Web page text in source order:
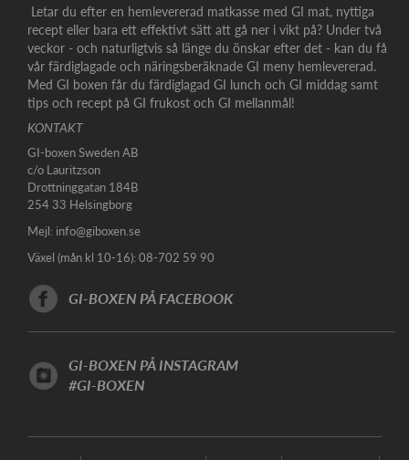
Letar du efter en hemlevererad matkasse med GI mat, nyttiga
recept eller bara ett effektivt sätt att gå ner i vikt på? Under två
veckor - och naturligtvis så länge du önskar efter det - kan du få
vår färdiglagade och näringsberäknade GI meny hemlevererad.
Med GI boxen får du färdiglagad GI lunch och GI middag samt
tips och recept på GI frukost och GI mellanmål!
KONTAKT
GI-boxen Sweden AB
c/o Lauritzson
Drottninggatan 184B
254 33 Helsingborg
Mejl: info@giboxen.se
Växel (mån kl 10-16): 08-702 59 90
GI-BOXEN PÅ FACEBOOK
GI-BOXEN PÅ INSTAGRAM
#GI-BOXEN